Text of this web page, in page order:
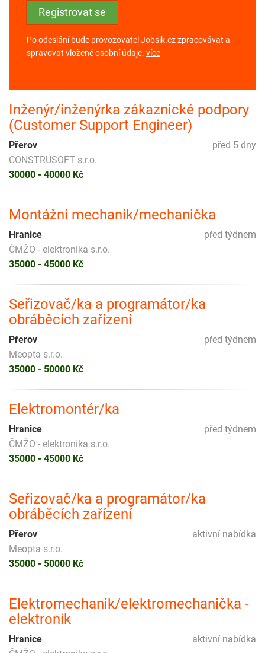
Po odeslání bude provozovatel Jobsik.cz zpracovávat a
spravovat vložené osobní údaje. více
Inženýr/inženýrka zákaznické podpory
(Customer Support Engineer)
před 5 dny
Přerov
CONSTRUSOFT s.r.o.
30000 - 40000 Kč
Montážní mechanik/mechanička
před týdnem
Hranice
ČMŽO - elektronika s.r.o.
35000 - 45000 Kč
Seřizovač/ka a programátor/ka
obráběcích zařízení
před týdnem
Přerov
Meopta s.r.o.
35000 - 50000 Kč
Elektromontér/ka
před týdnem
Hranice
ČMŽO - elektronika s.r.o.
35000 - 45000 Kč
Seřizovač/ka a programátor/ka
obráběcích zařízení
aktivní nabídka
Přerov
Meopta s.r.o.
35000 - 50000 Kč
Elektromechanik/elektromechanička -
elektronik
aktivní nabídka
Hranice